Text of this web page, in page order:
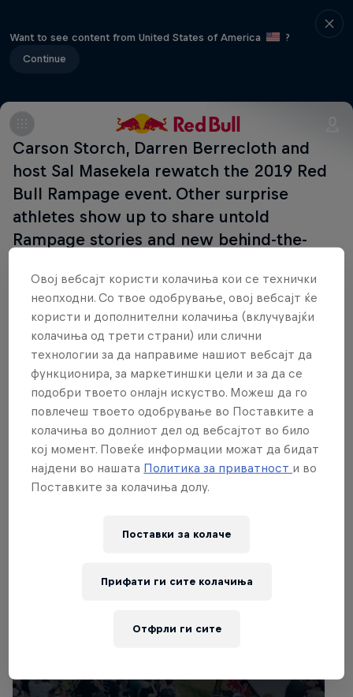
Want to see content from United States of America
?
Continue
Carson Storch, Darren Berrecloth and
host Sal Masekela rewatch the 2019 Red
Bull Rampage event. Other surprise
athletes show up to share untold
Rampage stories and new behind-the-
Carson Storch
United States
Поврзани настани
Овој вебсајт користи колачиња кои се технички
неопходни. Со твое одобрување, овој вебсајт ќе
користи и дополнителни колачиња (вклучувајќи
колачиња од трети страни) или слични
технологии за да направиме нашиот вебсајт да
функционира, за маркетиншки цели и за да се
подобри твоето онлајн искуство. Можеш да го
повлечеш твоето одобрување во Поставките а
колачиња во долниот дел од вебсајтот во било
кој момент. Повеќе информации можат да бидат
најдени во нашата Политика за приватност и во
Поставките за колачиња долу.
Поставки за колачe
Отфрли ги сите
Прифати ги сите колачиња